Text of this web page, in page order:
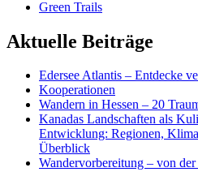
Green Trails
Aktuelle Beiträge
Edersee Atlantis – Entdecke
Kooperationen
Wandern in Hessen – 20
Kanadas Landschaften als
Entwicklung: Regionen,
Überblick
Wandervorbereitung – von